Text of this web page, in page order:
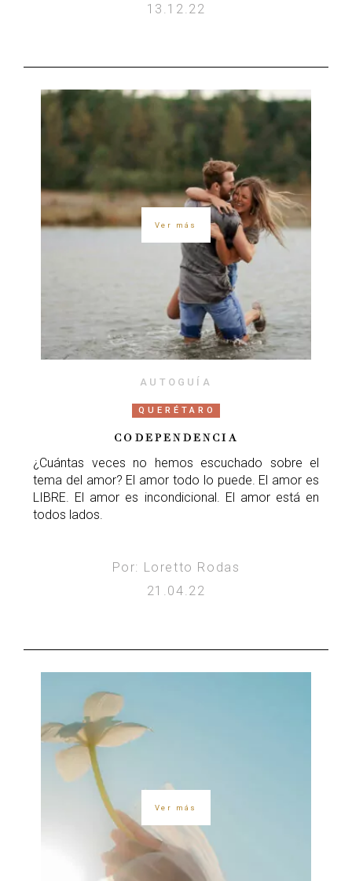
13.12.22
Ver más
AUTOGUÍA
QUERÉTARO
CODEPENDENCIA
¿Cuántas veces no hemos escuchado sobre el
tema del amor? El amor todo lo puede. El amor es
LIBRE. El amor es incondicional. El amor está en
todos lados.
Por: Loretto Rodas
21.04.22
Ver más